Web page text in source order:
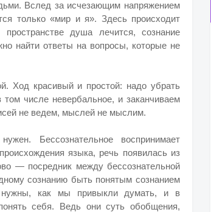
Вслед за исчезающим напряжением
только «мир и я». Здесь происходит
душа лечится, сознание
найти ответы на вопросы, которые не
Ход красивый и простой: надо убрать
числе невербальное, и заканчиваем
не ведем, мыслей не мыслим.
Бессознательное воспринимает
языка, речь появилась из
— посредник между бессознательной
сознанию быть понятым сознанием
как мы привыкли думать, и в
себя. Ведь они суть обобщения,